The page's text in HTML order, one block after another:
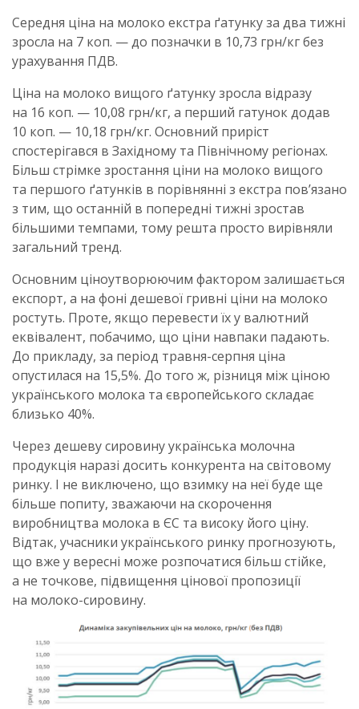
Середня ціна на молоко екстра ґатунку за два тижні
зросла на 7 коп. — до позначки в 10,73 грн/кг без
урахування ПДВ.
Ціна на молоко вищого ґатунку зросла відразу
на 16 коп. — 10,08 грн/кг, а перший гатунок додав
10 коп. — 10,18 грн/кг. Основний приріст
спостерігався в Західному та Північному регіонах.
Більш стрімке зростання ціни на молоко вищого
та першого ґатунків в порівнянні з екстра пов’язано
з тим, що останній в попередні тижні зростав
більшими темпами, тому решта просто вирівняли
загальний тренд.
Основним ціноутворюючим фактором залишається
експорт, а на фоні дешевої гривні ціни на молоко
ростуть. Проте, якщо перевести їх у валютний
еквівалент, побачимо, що ціни навпаки падають.
До прикладу, за період травня-серпня ціна
опустилася на 15,5%. До того ж, різниця між ціною
українського молока та європейського складає
близько 40%.
Через дешеву сировину українська молочна
продукція наразі досить конкурента на світовому
ринку. І не виключено, що взимку на неї буде ще
більше попиту, зважаючи на скорочення
виробництва молока в ЄС та високу його ціну.
Відтак, учасники українського ринку прогнозують,
що вже у вересні може розпочатися більш стійке,
а не точкове, підвищення цінової пропозиції
на молоко-сировину.